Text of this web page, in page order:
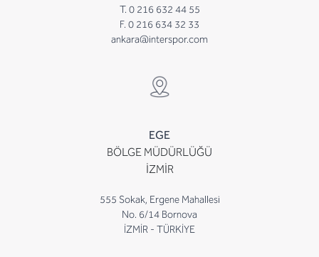
T. 0 216 632 44 55
F. 0 216 634 32 33
ankara@interspor.com
EGE
BÖLGE MÜDÜRLÜĞÜ
İZMİR
555 Sokak, Ergene Mahallesi
No. 6/14 Bornova
İZMİR - TÜRKİYE